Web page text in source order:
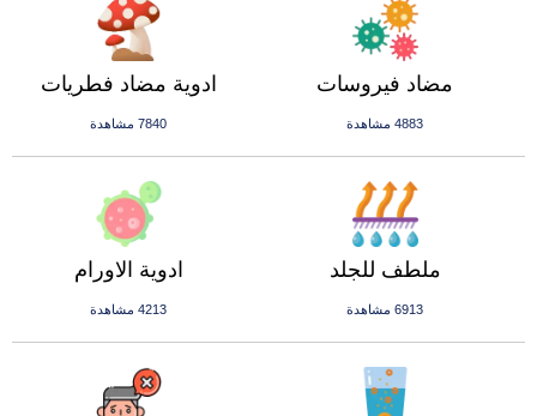
ادوية مضاد فطريات
7840 مشاهدة
مضاد فيروسات
4883 مشاهدة
ادوية الاورام
4213 مشاهدة
ملطف للجلد
6913 مشاهدة